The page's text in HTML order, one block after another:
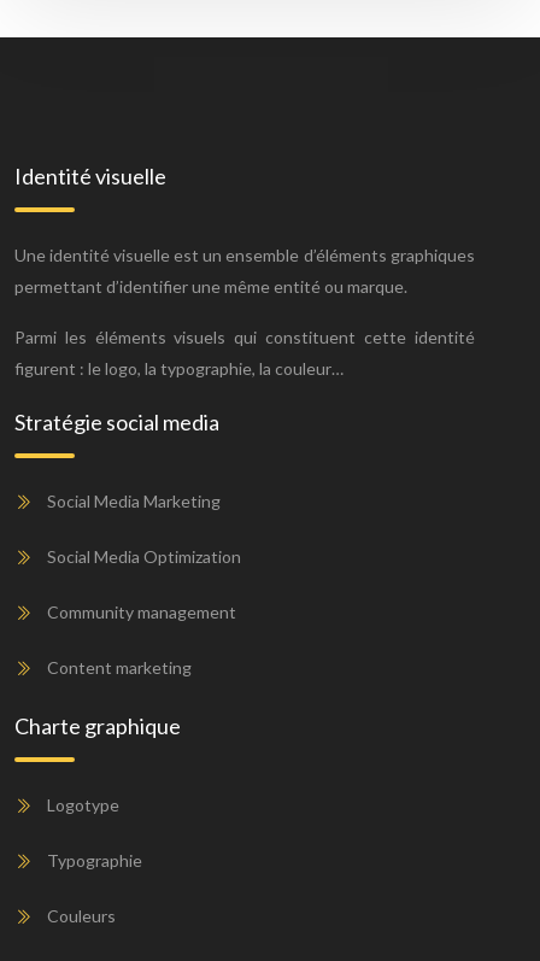
Identité visuelle
Une identité visuelle est un ensemble d’éléments graphiques
permettant d’identifier une même entité ou marque.
Parmi les éléments visuels qui constituent cette identité
figurent : le logo, la typographie, la couleur…
Stratégie social media
Social Media Marketing
Social Media Optimization
Community management
Content marketing
Charte graphique
Logotype
Typographie
Couleurs